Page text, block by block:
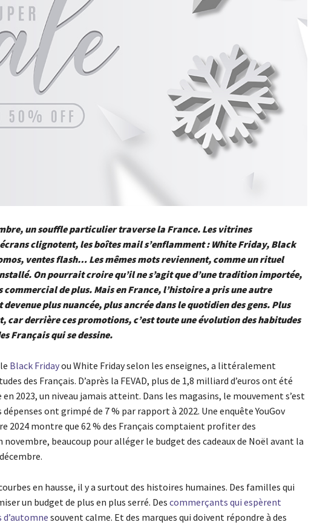
un souffle particulier traverse la France. Les vitrines
clignotent, les boîtes mail s’enflamment : White Friday, Black
ventes flash… Les mêmes mots reviennent, comme un rituel
On pourrait croire qu’il ne s’agit que d’une tradition importée,
commercial de plus. Mais en France, l’histoire a pris une autre
plus nuancée, plus ancrée dans le quotidien des gens. Plus
car derrière ces promotions, c’est toute une évolution des habitudes
Français qui se dessine.
Black Fridayou White Friday selon les enseignes, a littéralement
des Français. D’après la FEVAD, plus de 1,8 milliard d’euros ont été
en 2023, un niveau jamais atteint. Dans les magasins, le mouvement s’est
dépenses ont grimpé de 7 % par rapport à 2022. Une enquête YouGov
2024 montre que 62 % des Français comptaient profiter des
beaucoup pour alléger le budget des cadeaux de Noël avant la
en hausse, il y a surtout des histoires humaines. Des familles qui
un budget de plus en plus serré. Des commerçants qui espèrent
souvent calme. Et des marques qui doivent répondre à des